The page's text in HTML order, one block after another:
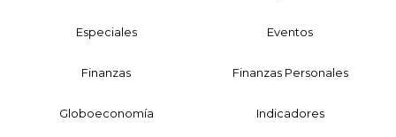
Especiales Eventos
Finanzas Finanzas Personales
Globoeconomía Indicadores